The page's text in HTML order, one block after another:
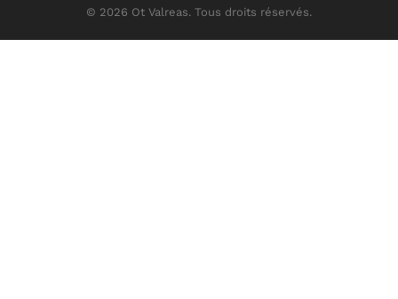
© 2026 Ot Valreas. Tous droits réservés.